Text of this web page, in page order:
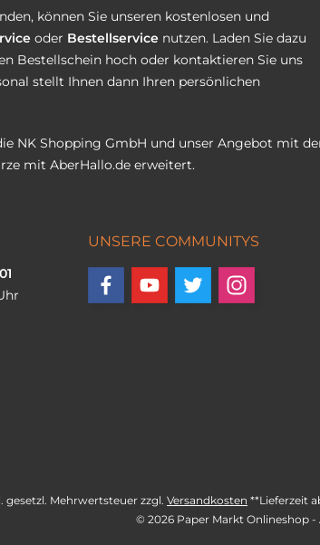
können Sie unseren kostenlosen und
oder Bestellservice nutzen. Laden Sie dazu
Bestellschein hoch oder kontaktieren Sie uns
stellt Ihnen dann Ihren persönlichen
NK Shopping GmbH und unser Angebot mit
mit AberHallo.de erweitert.
UNSERE COMMUNITYS
gesetzl. Mehrwertsteuer zzgl. Versandkosten **Lieferzeit
© 2026 Paper Markt Onlineshop